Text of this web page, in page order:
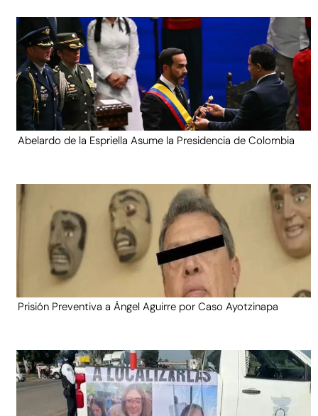
Abelardo de la Espriella Asume la Presidencia de Colombia
Prisión Preventiva a Ángel Aguirre por Caso Ayotzinapa